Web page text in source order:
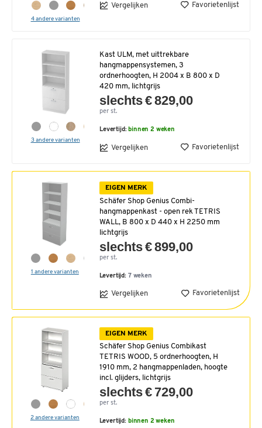
4 andere varianten
Vergelijken Favorietenlijst
3 andere varianten
Kast ULM, met uittrekbare
hangmappensystemen, 3
ordnerhoogten, H 2004 x B 800 x D
420 mm, lichtgrijs
slechts € 829,00
per st.
Levertijd: binnen 2 weken
Vergelijken Favorietenlijst
1 andere varianten
EIGEN MERK
Schäfer Shop Genius Combi-
hangmappenkast - open rek TETRIS
WALL, B 800 x D 440 x H 2250 mm
lichtgrijs
slechts € 899,00
per st.
Levertijd: 7 weken
Vergelijken Favorietenlijst
2 andere varianten
EIGEN MERK
Schäfer Shop Genius Combikast
TETRIS WOOD, 5 ordnerhoogten, H
1910 mm, 2 hangmappenladen, hoogte
incl. glijders, lichtgrijs
slechts € 729,00
per st.
Levertijd: binnen 2 weken